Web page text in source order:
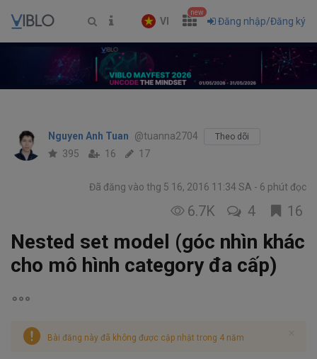
VI
new
Đăng nhập/Đăng ký
Nguyen Anh Tuan @tuanna2704 Theo dõi
395 16 17
Đã đăng vào thg 5 16, 2016 11:34 SA 6 phút đọc
6.7K 4 16
Nested set model (góc nhìn khác
cho mô hình category đa cấp)
Bài đăng này đã không được cập nhật trong 4 năm